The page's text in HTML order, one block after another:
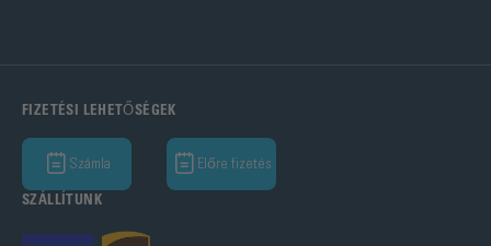
FIZETÉSI LEHETŐSÉGEK
Számla Előre fizetés
SZÁLLÍTUNK